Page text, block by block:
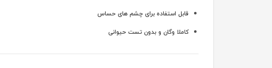
قابل استفاده برای چشم های حساس
کاملا وگان و بدون تست حیوانی